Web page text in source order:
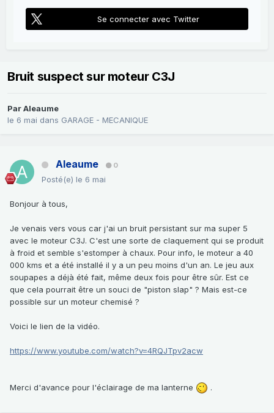
Se connecter avec Twitter
Bruit suspect sur moteur C3J
ParAleaume
le 6 mai dans GARAGE - MECANIQUE
Aleaume 0
Posté(e) le 6 mai
Bonjour à tous,
Je venais vers vous car j'ai un bruit persistant sur ma super 5
avec le moteur C3J. C'est une sorte de claquement qui se produit
à froid et semble s'estomper à chaux. Pour info, le moteur a 40
000 kms et a été installé il y a un peu moins d'un an. Le jeu aux
soupapes a déjà été fait, même deux fois pour être sûr. Est ce
que cela pourrait être un souci de "piston slap" ? Mais est-ce
possible sur un moteur chemisé ?
Voici le lien de la vidéo.
https://www.youtube.com/watch?v=4RQJTpv2acw
Merci d'avance pour l'éclairage de ma lanterne .